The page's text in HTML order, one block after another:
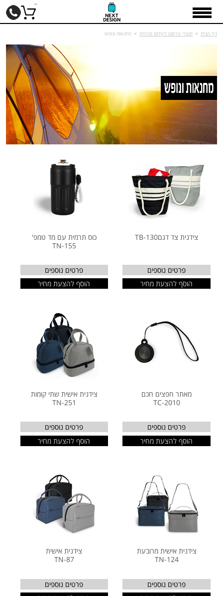
דף הבית > מוצרי פרסום לקידום מכירות > מחנאות ונופש
צידנית צד דגםTB-130
פרטים נוספים
הוסף להצעת מחיר
כוס תרמית עם מד טמפ'
TN-155
פרטים נוספים
הוסף להצעת מחיר
מאתר חפצים חכם
TC-2010
פרטים נוספים
הוסף להצעת מחיר
צידנית אישית שתי קומות
TN-251
פרטים נוספים
הוסף להצעת מחיר
צידנית אישית מרובעת
TN-124
פרטים נוספים
צידנית אישית
TN-87
פרטים נוספים